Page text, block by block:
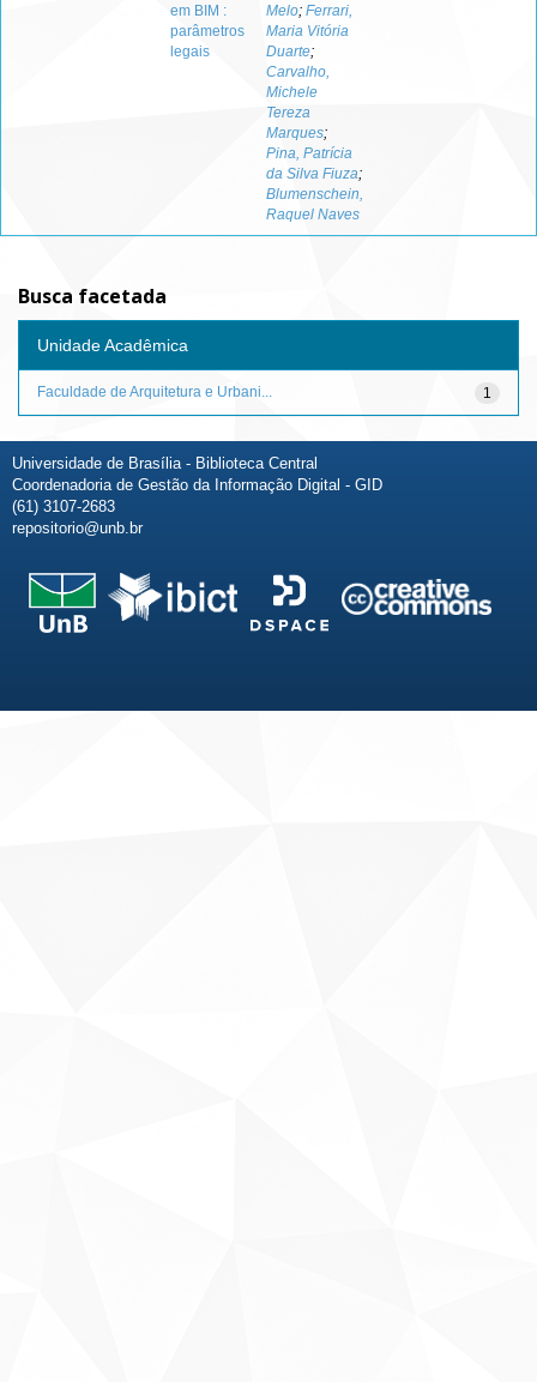
em BIM :
parâmetros
legais
Melo; Ferrari,
Maria Vitória
Duarte;
Carvalho,
Michele
Tereza
Marques;
Pina, Patrícia
da Silva Fiuza;
Blumenschein,
Raquel Naves
Busca facetada
Unidade Acadêmica
1
Faculdade de Arquitetura e Urbani...
Universidade de Brasília - Biblioteca Central
Coordenadoria de Gestão da Informação Digital - GID
(61) 3107-2683
repositorio@unb.br